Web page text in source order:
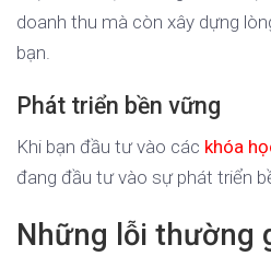
doanh thu mà còn xây dựng
bạn.
Phát triển bền vững
Khi bạn đầu tư vào các khóa
đang đầu tư vào sự phát triển
Những lỗi thường